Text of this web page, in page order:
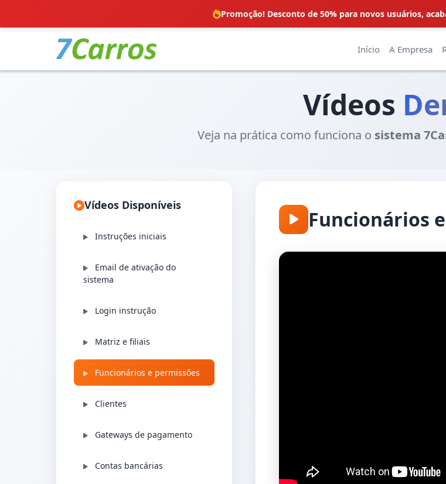
Promoção! Desconto de 50% para novos usuários,
Início A Empresa
Vídeos
Veja na prática como funciona o sistema
Vídeos Disponíveis
Instruções iniciais
Email de ativação do
sistema
Login instrução
Matriz e filiais
Funcionários e permissões
Clientes
Gateways de pagamento
Contas bancárias
Funcionários